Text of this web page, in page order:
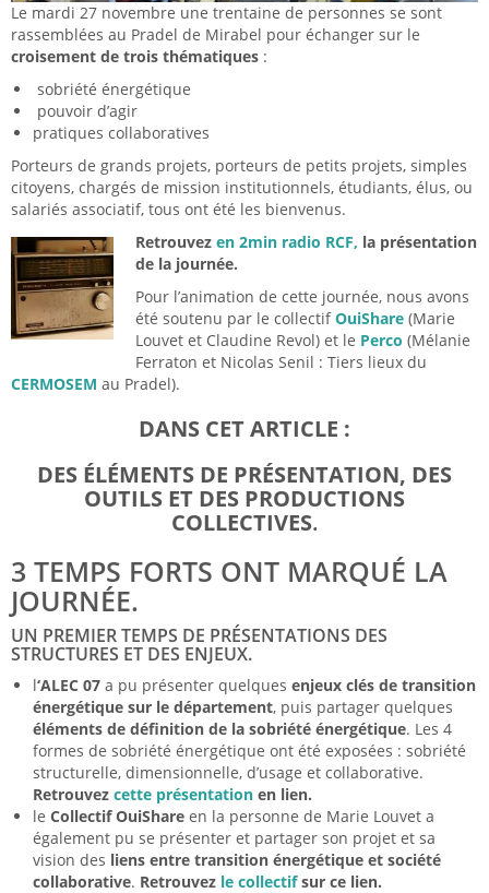
Le mardi 27 novembre une trentaine de personnes se sont
rassemblées au Pradel de Mirabel pour échanger sur le
croisement de trois thématiques :
sobriété énergétique
pouvoir d’agir
pratiques collaboratives
Porteurs de grands projets, porteurs de petits projets, simples
citoyens, chargés de mission institutionnels, étudiants, élus, ou
salariés associatif, tous ont été les bienvenus.
Retrouvez en 2min radio RCF, la présentation
de la journée.
Pour l’animation de cette journée, nous avons
été soutenu par le collectifOuiShare (Marie
Louvet et Claudine Revol) et le Perco (Mélanie
Ferraton et Nicolas Senil : Tiers lieux du
CERMOSEM au Pradel).
DANS CET ARTICLE :
DES ÉLÉMENTS DE PRÉSENTATION, DES
OUTILS ET DES PRODUCTIONS
COLLECTIVES.
3 TEMPS FORTS ONT MARQUÉ LA
JOURNÉE.
UN PREMIER TEMPS DE PRÉSENTATIONS DES
STRUCTURES ET DES ENJEUX.
l‘ALEC 07 a pu présenter quelques enjeux clés de transition
énergétique sur le département, puis partager quelques
éléments de définition de la sobriété énergétique. Les 4
formes de sobriété énergétique ont été exposées : sobriété
structurelle, dimensionnelle, d’usage et collaborative.
Retrouvez cette présentation en lien.
le Collectif OuiShare en la personne de Marie Louvet a
également pu se présenter et partager son projet et sa
vision des liens entre transition énergétique et société
collaborative. Retrouvez le collectifsur ce lien.